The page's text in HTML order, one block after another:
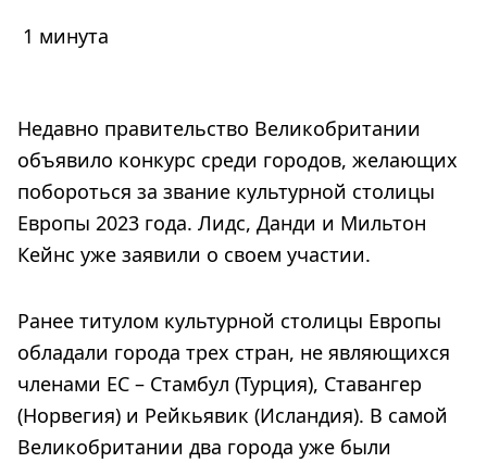
1 минута
Недавно правительство Великобритании
объявило конкурс среди городов, желающих
побороться за звание культурной столицы
Европы 2023 года. Лидс, Данди и Мильтон
Кейнс уже заявили о своем участии.
Ранее титулом культурной столицы Европы
обладали города трех стран, не являющихся
членами ЕС – Стамбул (Турция), Ставангер
(Норвегия) и Рейкьявик (Исландия). В самой
Великобритании два города уже были